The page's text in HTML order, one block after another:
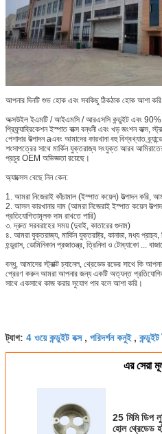
আপনার দিনটি শুভ হোক এবং সবকিছু ঠিকঠাক হোক আশা
অক্সউইল ইএমটি / আইএমসি / আরএসসি কন্ডুইট এবং 90%
প্রিফ্র্যাব্রিকেশন ইস্পাত বাক্স বন্ধনী এবং খড় জংশন বাক্স,
পেশাদার উত্পাদন aএবং আমাদের কারখানা বহু বিশ্বখ্যাত
শংসাপত্রের সাথে মার্কিন যুক্তরাজ্য সংযুক্ত আরব
প্রচুর OEM অভিজ্ঞতা রয়েছে।
অ্যাক্সেস বেছে নিন কেন:
1. আমরা নিজেরাই কাঁচামাল (ইস্পাত কয়েল) উত্পাদন করি,
2. আসল কারখানার দাম (আমরা নিজেরাই ইস্পাত কয়েল
প্রতিযোগিতামূলক দাম রাখতে পারি)
৩. দ্রুত সরবরাহের সময় (দুবাই, কাতারের গুদাম)
৪. আমরা যুক্তরাজ্য, মার্কিন যুক্তরাষ্ট্র, কানাডা, মধ্য প্রাচ্য,
হন্ডুরাস, ডোমিনিকান প্রজাতন্ত্র, ত্রিনিদা ও টোব্যাকো ...
বন্ধু, আমাদের স্ট্রাক্ট চ্যানেল, থ্রেডেড রডের সাথে কি
প্রেরণ করুন আমরা আপনার জন্য একটি অত্যন্ত
সাথে একসাথে কাজ করার সুযোগ পাব বলে আশা করি।
ট্যাগ: 4 ওয়ে কন্ডুইট বক্স, পরিদর্শন কনুই, কন্ডুইট
এর সেরা
25 মিমি ডিপ
হোল থ্রেডেড